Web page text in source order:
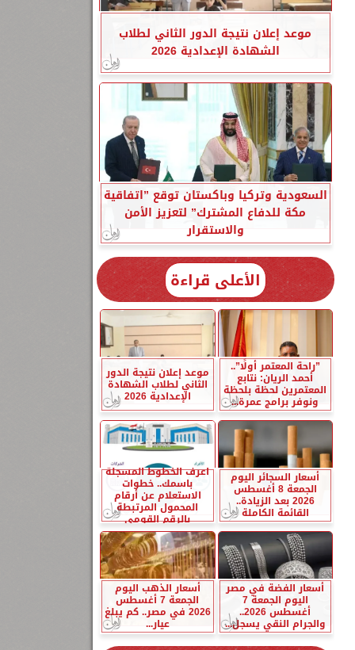
موعد إعلان نتيجة الدور الثاني لطلاب
الشهادة الإعدادية 2026
السعودية وتركيا وباكستان توقع ”اتفاقية
مكة للدفاع المشترك” لتعزيز الأمن
والاستقرار
الأعلى قراءة
”راحة المعتمر أولًا”..
أحمد الريان: نتابع
المعتمرين لحظة بلحظة
ونوفر برامج عمرة...
موعد إعلان نتيجة الدور
الثاني لطلاب الشهادة
الإعدادية 2026
أسعار السجائر اليوم
الجمعة 8 أغسطس
2026 بعد الزيادة..
القائمة الكاملة
اعرف الخطوط المسجلة
باسمك.. خطوات
الاستعلام عن أرقام
المحمول المرتبطة
بالرقم القومي
أسعار الفضة في مصر
اليوم الجمعة 7
أغسطس 2026..
والجرام النقي يسجل...
أسعار الذهب اليوم
الجمعة 7 أغسطس
2026 في مصر.. كم يبلغ
عيار...